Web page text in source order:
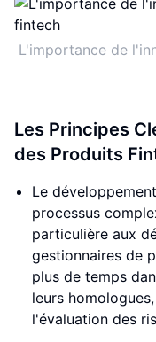
L'importance de
Les Principes
des Produits
Le
processus
particulière aux
gestionnaires de
plus de temps
leurs
l'évaluation des